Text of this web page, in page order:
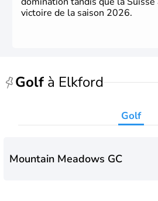
victoire de la saison 2026.
Golf à Elkford
Golf
Mountain Meadows GC